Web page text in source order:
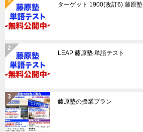
ターゲット 1900(改訂6) 藤原塾
LEAP 藤原塾 単語テスト
藤原塾の授業プラン